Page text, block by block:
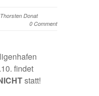
Donat
0 Comment
findet
statt!